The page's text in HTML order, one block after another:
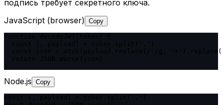
подпись требует секретного ключа.
JavaScript (browser) Copy
const json = atob(payload.replace(/-/g,
Node.js Copy